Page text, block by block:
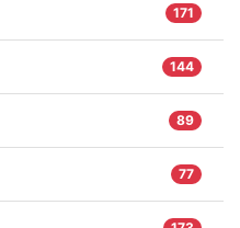
171
144
89
77